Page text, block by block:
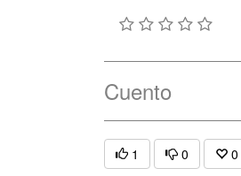
Cuento
1 0 0